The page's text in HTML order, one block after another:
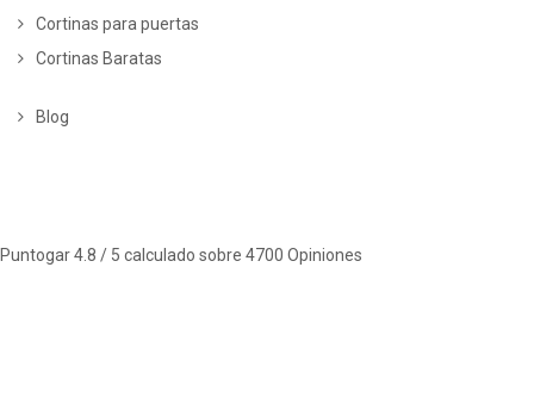
Cortinas para puertas
Cortinas Baratas
Blog
Puntogar4.8 / 5 calculado sobre 4700 Opiniones